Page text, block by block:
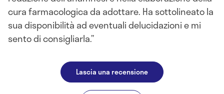
cura farmacologica da adottare. Ha sottolineato la
sua disponibilità ad eventuali delucidazioni e mi
sento di consigliarla.
Lascia una recensione